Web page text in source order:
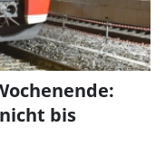
nicht bis